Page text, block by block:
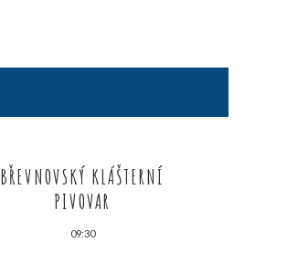
BŘEVNOVSKÝ KLÁŠTERNÍ
PIVOVAR
09:30